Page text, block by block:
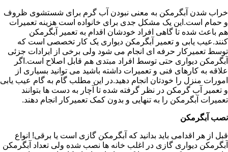
خراب شدن آبگرمکن به معنی نبودن آب گرم برای شستشوی ظروف
و حمام است.این یک مشکل جدی برای خانواده است هزینه تعمیرات
هم باعث شده تا گاهی افراد خودشان اقدام به تعمیر آبگرمکن
کنند.عیب یابی و تعمیر آبگرمکن دیواری یک کار تخصصی است که
توسط تعمیرکار حرفه ای انجام می شود ولی برخی از ایرادات جزئی
آبگرمکن دیواری حتی توسط افراد مبتدی هم قابل اصلاح است.اگر
علاقه به کارهای فنی و تعمیرات داشته باشید می توانید بسیاری از
امورات منزل را خودتان انجام دهید.در این مطلب گام به گام عیب یابی
و تعمیر آب گرمکن در نظر گرفته شده تا آچار به دست ها بتوانند
تعمیرات آبگرمکن را به تنهایی و بدون کمک تعمیرکار انجام دهند.
نصب آبگرمکن
قبل از هر اقدامی باید بدانید که آبگرمکن گازی است یا برقی! انواع
آبگرمکن دیواری گازی در اغلب خانه ها نصب شده ولی تعداد آبگرمکن